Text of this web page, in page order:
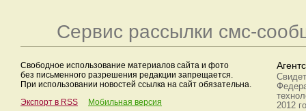
Сервис рассылки смс-
Свободное использование материалов сайта и фото
без письменного разрешения редакции запрещается.
При использовании новостей ссылка на сайт обязательна.
Экспорт в RSS
Мобильная версия
2012